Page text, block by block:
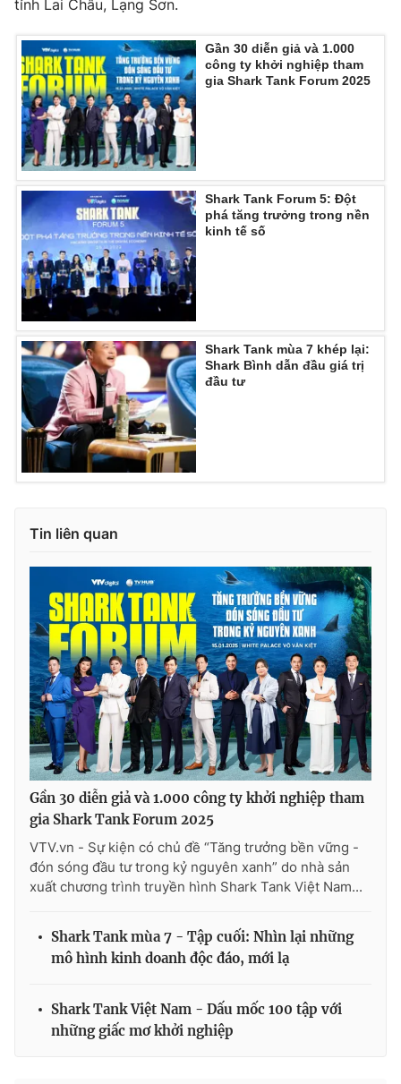
tỉnh Lai Châu, Lạng Sơn.
Gần 30 diễn giả và 1.000
công ty khởi nghiệp tham
gia Shark Tank Forum 2025
Shark Tank Forum 5: Đột
phá tăng trưởng trong nền
kinh tế số
Shark Tank mùa 7 khép lại:
Shark Bình dẫn đầu giá trị
đầu tư
Tin liên quan
Gần 30 diễn giả và 1.000 công ty khởi nghiệp tham
gia Shark Tank Forum 2025
VTV.vn - Sự kiện có chủ đề “Tăng trưởng bền vững -
đón sóng đầu tư trong kỷ nguyên xanh” do nhà sản
xuất chương trình truyền hình Shark Tank Việt Nam...
Shark Tank mùa 7 - Tập cuối: Nhìn lại những
mô hình kinh doanh độc đáo, mới lạ
Shark Tank Việt Nam - Dấu mốc 100 tập với
những giấc mơ khởi nghiệp